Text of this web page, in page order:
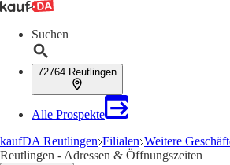
Suchen
72764 Reutlingen
Alle Prospekte
kaufDA Reutlingen Filialen Weitere
Reutlingen - Adressen & Öffnungszeiten